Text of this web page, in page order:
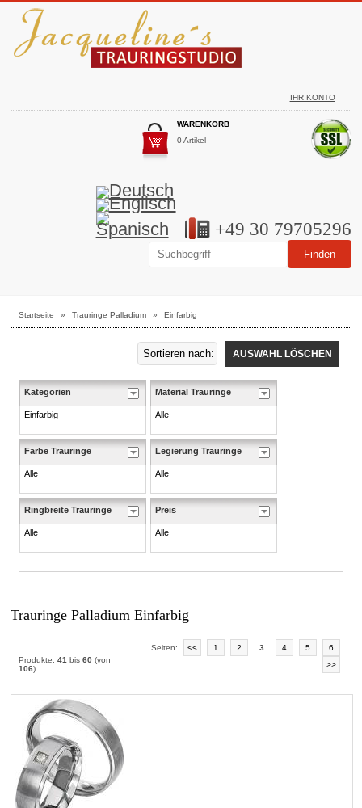
IHR KONTO
WARENKORB
0 Artikel
+49 30 79705296
Startseite » Trauringe Palladium » Einfarbig
AUSWAHL LÖSCHEN
Kategorien
Einfarbig
Material Trauringe
Alle
Farbe Trauringe
Alle
Legierung Trauringe
Alle
Ringbreite Trauringe
Alle
Preis
Alle
Trauringe Palladium Einfarbig
Produkte:41 bis60 (von
106)
Seiten: << 1 2 3 4 5
6
>>